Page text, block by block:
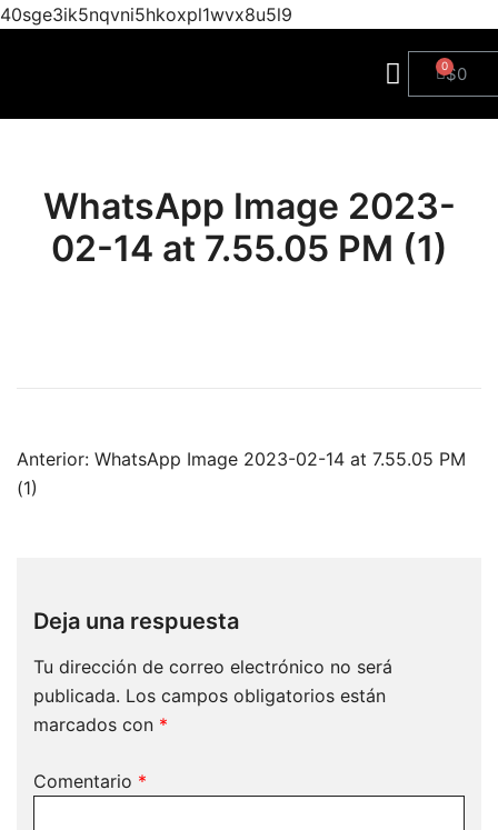
40sge3ik5nqvni5hkoxpl1wvx8u5l9
$0
WhatsApp Image 2023-
02-14 at 7.55.05 PM (1)
Anterior: WhatsApp Image 2023-02-14 at 7.55.05 PM
(1)
Deja una respuesta
Tu dirección de correo electrónico no será
publicada. Los campos obligatorios están
marcados con *
Comentario *